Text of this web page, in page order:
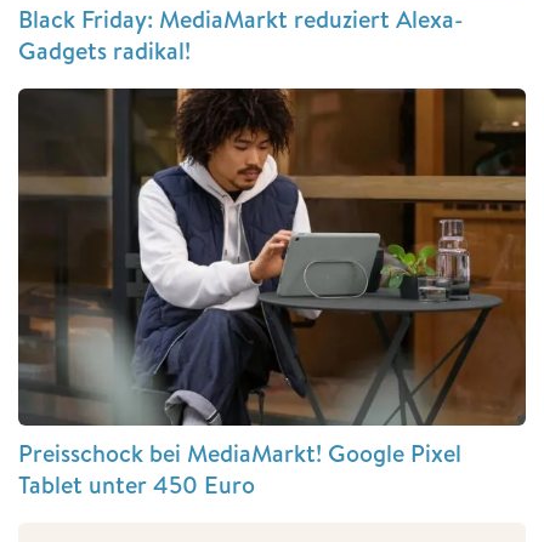
Black Friday: MediaMarkt reduziert Alexa-
Gadgets radikal!
Preisschock bei MediaMarkt! Google Pixel
Tablet unter 450 Euro